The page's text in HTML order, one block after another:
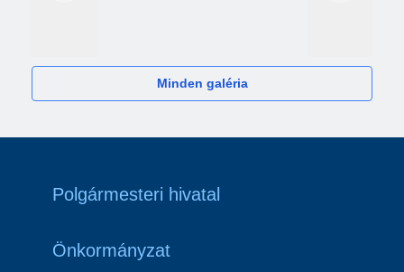
Minden galéria
Polgármesteri hivatal
Önkormányzat